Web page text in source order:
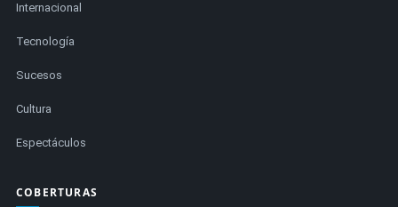
Internacional
Tecnología
Sucesos
Cultura
Espectáculos
COBERTURAS